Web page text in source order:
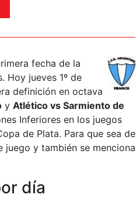
fecha de la
Hoy jueves 1º de
definición en octava
y Atlético vs Sarmiento de
Inferiores en los juegos
de Plata. Para que sea de
y también se menciona
día